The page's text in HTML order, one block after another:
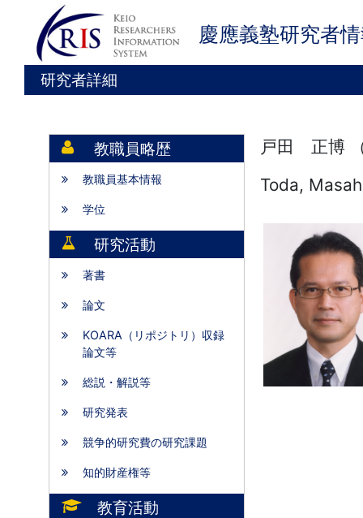
慶應義塾研究者
研究者詳細
教職員略歴
教職員基本情報
学位
研究活動
著書
論文
KOARA（リポジトリ）収録
論文等
総説・解説等
研究発表
競争的研究費の研究課題
知的財産権等
教育活動
戸田 正博
Toda,